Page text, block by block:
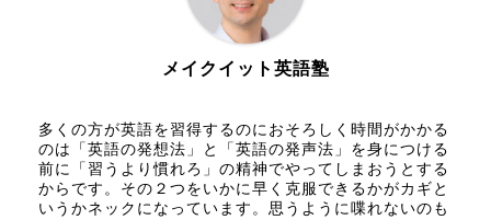
メイクイット英語塾
多くの方が英語を習得するのにおそろしく時間がかかる
のは「英語の発想法」と「英語の発声法」を身につける
前に「習うより慣れろ」の精神でやってしまおうとする
からです。その２つをいかに早く克服できるかがカギと
いうかネックになっています。思うように喋れないのも